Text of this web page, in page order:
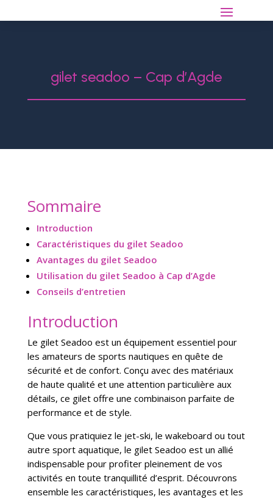
gilet seadoo – Cap d’Agde
Sommaire
Introduction
Caractéristiques du gilet Seadoo
Avantages du gilet Seadoo
Utilisation du gilet Seadoo à Cap d’Agde
Conseils d’entretien
Introduction
Le gilet Seadoo est un équipement essentiel pour
les amateurs de sports nautiques en quête de
sécurité et de confort. Conçu avec des matériaux
de haute qualité et une attention particulière aux
détails, ce gilet offre une combinaison parfaite de
performance et de style.
Que vous pratiquiez le jet-ski, le wakeboard ou tout
autre sport aquatique, le gilet Seadoo est un allié
indispensable pour profiter pleinement de vos
activités en toute tranquillité d’esprit. Découvrons
ensemble les caractéristiques, les avantages et les